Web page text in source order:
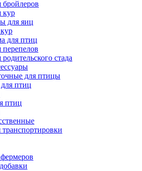
бройлеров
кур
для яиц
для птиц
перепелов
стада
для птицы
птиц
птиц